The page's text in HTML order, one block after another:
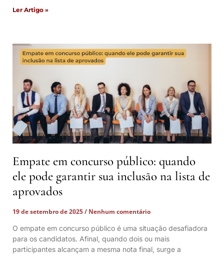
Ler Artigo »
Empate em concurso público: quando
ele pode garantir sua inclusão na lista de
aprovados
19 de setembro de 2025
Nenhum comentário
O empate em concurso público é uma situação desafiadora
para os candidatos. Afinal, quando dois ou mais
participantes alcançam a mesma nota final, surge a